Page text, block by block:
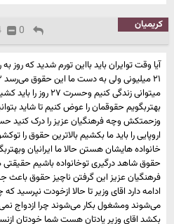
کریمیان 0
آیا وقت توایران باید بااین تورم شدید که روز
میتوانی زندگی کنیم
بهتربگویم حقوقمان را عوض کنیم تا شاید
وزحمتکش وچه فرهنگیان عزیز را درک کنید
اروپایی را باید ما بکشیم بالاترین حقوق را
خانواده هایشان هستن حالا ما ایرانیان
حقوق شاهد درگیری توخانواده باشیم
فرهنگیان عزیز این گرفتن ناچیز حقوق باعث
ادامه دارد اقای وزیر تا حالا ازخودت نپرسید
می‌شوند ومشغول بکار می‌شوند چرا ازدواج